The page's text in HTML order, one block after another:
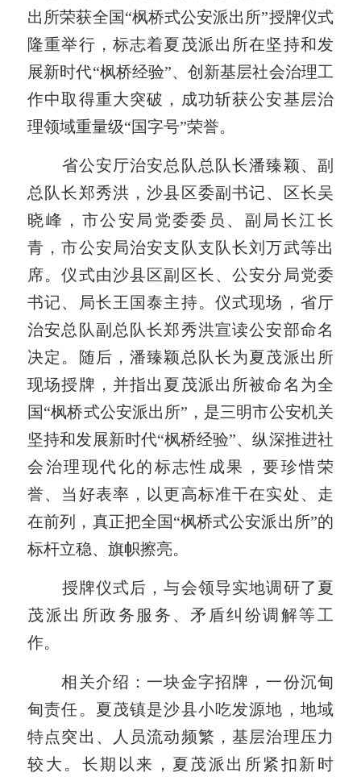
出所荣获全国“枫桥式公安派出所”授牌仪式
隆重举行，标志着夏茂派出所在坚持和发
展新时代“枫桥经验”、创新基层社会治理工
作中取得重大突破，成功斩获公安基层治
理领域重量级“国字号”荣誉。
省公安厅治安总队总队长潘臻颖、副
总队长郑秀洪，沙县区委副书记、区长吴
晓峰，市公安局党委委员、副局长江长
青，市公安局治安支队支队长刘万武等出
席。仪式由沙县区副区长、公安分局党委
书记、局长王国泰主持。仪式现场，省厅
治安总队副总队长郑秀洪宣读公安部命名
决定。随后，潘臻颖总队长为夏茂派出所
现场授牌，并指出夏茂派出所被命名为全
国“枫桥式公安派出所”，是三明市公安机关
坚持和发展新时代“枫桥经验”、纵深推进社
会治理现代化的标志性成果，要珍惜荣
誉、当好表率，以更高标准干在实处、走
在前列，真正把全国“枫桥式公安派出所”的
标杆立稳、旗帜擦亮。
授牌仪式后，与会领导实地调研了夏
茂派出所政务服务、矛盾纠纷调解等工
作。
相关介绍： 一块金字招牌，一份沉甸
甸责任。夏茂镇是沙县小吃发源地，地域
特点突出、人员流动频繁，基层治理压力
较大。长期以来，夏茂派出所紧扣新时